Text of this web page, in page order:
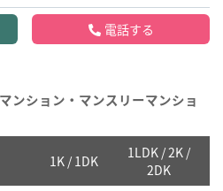
電話する
ンション・マンスリーマンショ
1K / 1DK
1LDK / 2K /
2DK